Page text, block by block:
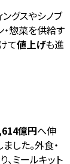
グスやシノブ
惣菜を供給す
て値上げも進
億円へ伸
した。外食・
ミールキット